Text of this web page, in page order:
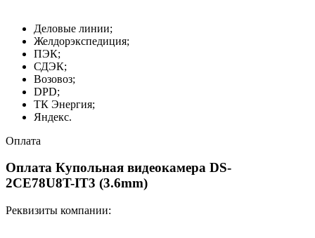
Деловые линии;
Желдорэкспедиция;
ПЭК;
СДЭК;
Возовоз;
DPD;
ТК Энергия;
Яндекс.
Оплата
Оплата Купольная видеокамера DS-
2CE78U8T-IT3 (3.6mm)
Реквизиты компании: